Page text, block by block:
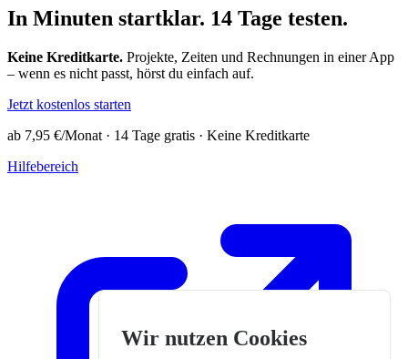
In Minuten startklar. 14 Tage testen.
Keine Kreditkarte. Projekte, Zeiten und Rechnungen in einer App
– wenn es nicht passt, hörst du einfach auf.
Jetzt kostenlos starten
ab 7,95 €/Monat · 14 Tage gratis · Keine Kreditkarte
Hilfebereich
Wir nutzen Cookies